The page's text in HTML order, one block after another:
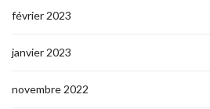
février 2023
janvier 2023
novembre 2022